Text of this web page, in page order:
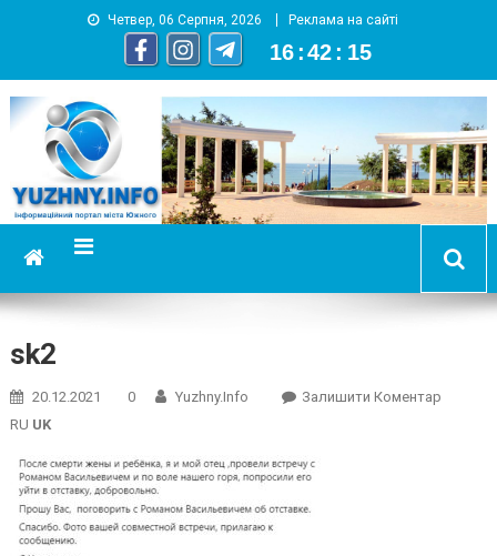
Четвер, 06 Серпня, 2026 Реклама на сайті
16 :42 : 16
YUZHNY.INFO
информационный портал города Южный
sk2
20.12.2021 0 Yuzhny.info Залишити КоментарOn
RU UK